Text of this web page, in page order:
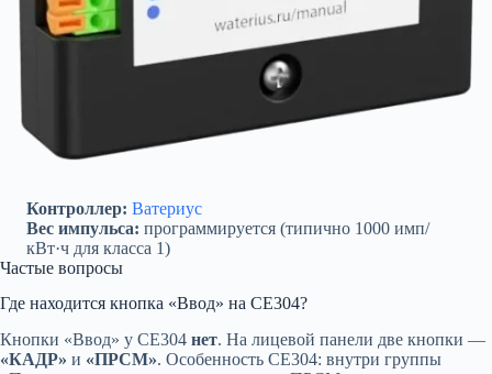
Контроллер: Ватериус
Вес импульса: программируется (типично 1000 имп/
кВт·ч для класса 1)
Частые вопросы
Где находится кнопка «Ввод» на CE304?
Кнопки «Ввод» у CE304 нет. На лицевой панели две кнопки —
«КАДР» и «ПРСМ». Особенность CE304: внутри группы